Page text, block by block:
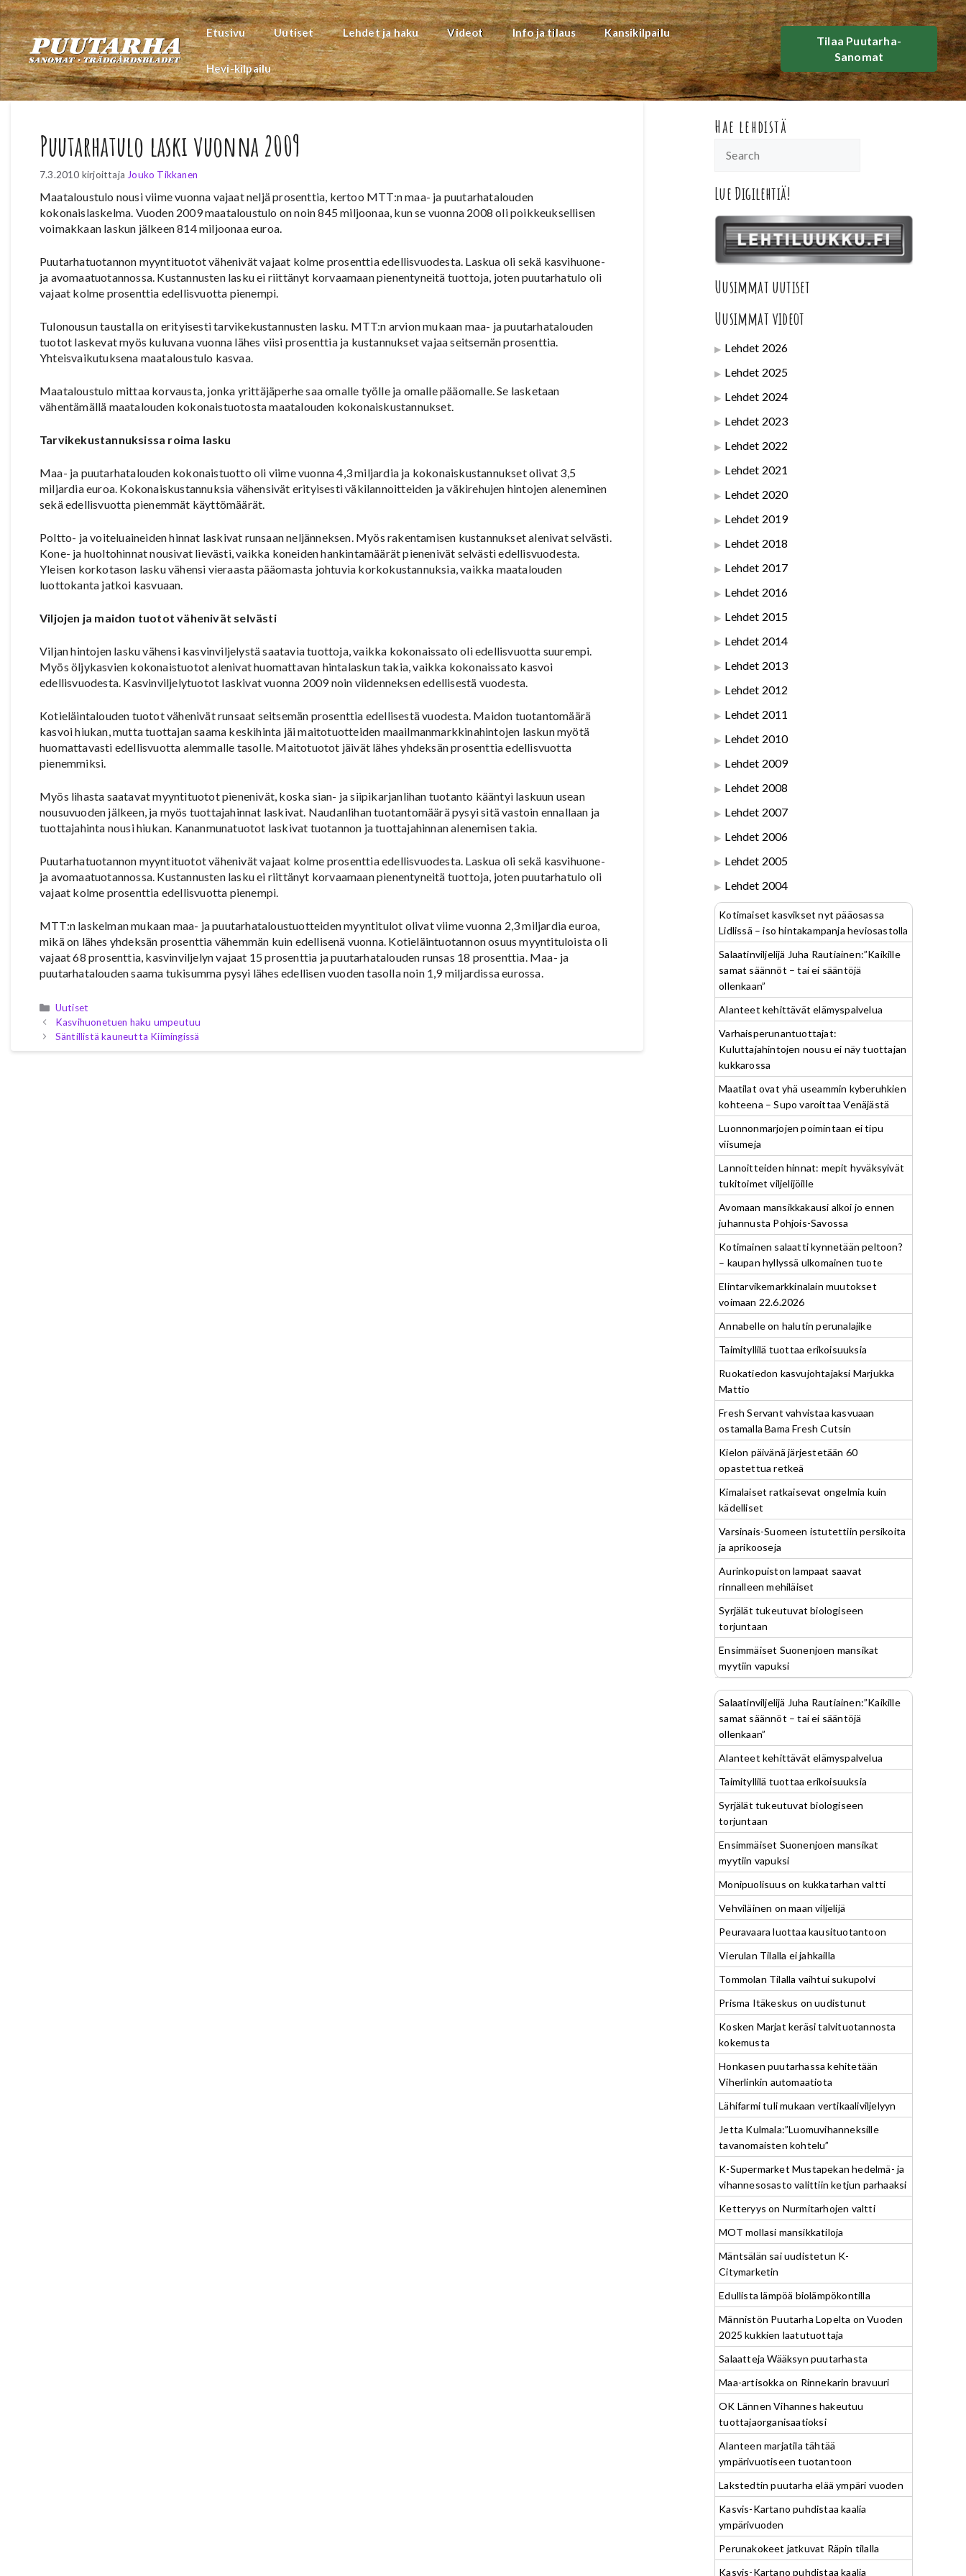
Siirry
sisältöön
Etusivu Uutiset Lehdet ja haku Videot Info ja tilaus Kansikilpailu
Hevi-kilpailu
Tilaa Puutarha-
Sanomat
Puutarhatulo laski vuonna 2009
7.3.2010 kirjoittaja Jouko Tikkanen
Maataloustulo nousi viime vuonna vajaat neljä prosenttia, kertoo MTT:n maa- ja puutarhatalouden
kokonaislaskelma. Vuoden 2009 maataloustulo on noin 845 miljoonaa, kun se vuonna 2008 oli poikkeuksellisen
voimakkaan laskun jälkeen 814 miljoonaa euroa.
Puutarhatuotannon myyntituotot vähenivät vajaat kolme prosenttia edellisvuodesta. Laskua oli sekä kasvihuone-
ja avomaatuotannossa. Kustannusten lasku ei riittänyt korvaamaan pienentyneitä tuottoja, joten puutarhatulo oli
vajaat kolme prosenttia edellisvuotta pienempi.
Tulonousun taustalla on erityisesti tarvikekustannusten lasku. MTT:n arvion mukaan maa- ja puutarhatalouden
tuotot laskevat myös kuluvana vuonna lähes viisi prosenttia ja kustannukset vajaa seitsemän prosenttia.
Yhteisvaikutuksena maataloustulo kasvaa.
Maataloustulo mittaa korvausta, jonka yrittäjäperhe saa omalle työlle ja omalle pääomalle. Se lasketaan
vähentämällä maatalouden kokonaistuotosta maatalouden kokonaiskustannukset.
Tarvikekustannuksissa roima lasku
Maa- ja puutarhatalouden kokonaistuotto oli viime vuonna 4,3 miljardia ja kokonaiskustannukset olivat 3,5
miljardia euroa. Kokonaiskustannuksia vähensivät erityisesti väkilannoitteiden ja väkirehujen hintojen aleneminen
sekä edellisvuotta pienemmät käyttömäärät.
Poltto- ja voiteluaineiden hinnat laskivat runsaan neljänneksen. Myös rakentamisen kustannukset alenivat selvästi.
Kone- ja huoltohinnat nousivat lievästi, vaikka koneiden hankintamäärät pienenivät selvästi edellisvuodesta.
Yleisen korkotason lasku vähensi vieraasta pääomasta johtuvia korkokustannuksia, vaikka maatalouden
luottokanta jatkoi kasvuaan.
Viljojen ja maidon tuotot vähenivät selvästi
Viljan hintojen lasku vähensi kasvinviljelystä saatavia tuottoja, vaikka kokonaissato oli edellisvuotta suurempi.
Myös öljykasvien kokonaistuotot alenivat huomattavan hintalaskun takia, vaikka kokonaissato kasvoi
edellisvuodesta. Kasvinviljelytuotot laskivat vuonna 2009 noin viidenneksen edellisestä vuodesta.
Kotieläintalouden tuotot vähenivät runsaat seitsemän prosenttia edellisestä vuodesta. Maidon tuotantomäärä
kasvoi hiukan, mutta tuottajan saama keskihinta jäi maitotuotteiden maailmanmarkkinahintojen laskun myötä
huomattavasti edellisvuotta alemmalle tasolle. Maitotuotot jäivät lähes yhdeksän prosenttia edellisvuotta
pienemmiksi.
Myös lihasta saatavat myyntituotot pienenivät, koska sian- ja siipikarjanlihan tuotanto kääntyi laskuun usean
nousuvuoden jälkeen, ja myös tuottajahinnat laskivat. Naudanlihan tuotantomäärä pysyi sitä vastoin ennallaan ja
tuottajahinta nousi hiukan. Kananmunatuotot laskivat tuotannon ja tuottajahinnan alenemisen takia.
Puutarhatuotannon myyntituotot vähenivät vajaat kolme prosenttia edellisvuodesta. Laskua oli sekä kasvihuone-
ja avomaatuotannossa. Kustannusten lasku ei riittänyt korvaamaan pienentyneitä tuottoja, joten puutarhatulo oli
vajaat kolme prosenttia edellisvuotta pienempi.
MTT:n laskelman mukaan maa- ja puutarhataloustuotteiden myyntitulot olivat viime vuonna 2,3 miljardia euroa,
mikä on lähes yhdeksän prosenttia vähemmän kuin edellisenä vuonna. Kotieläintuotannon osuus myyntituloista oli
vajaat 68 prosenttia, kasvinviljelyn vajaat 15 prosenttia ja puutarhatalouden runsas 18 prosenttia. Maa- ja
puutarhatalouden saama tukisumma pysyi lähes edellisen vuoden tasolla noin 1,9 miljardissa eurossa.
Kategoriat
Uutiset
Kasvihuonetuen haku umpeutuu
Säntillistä kauneutta Kiimingissä
Hae lehdistä
Lue Digilehtiä!
Uusimmat uutiset
Uusimmat videot
Lehdet 2026
Lehdet 2025
Lehdet 2024
Lehdet 2023
Lehdet 2022
Lehdet 2021
Lehdet 2020
Lehdet 2019
Lehdet 2018
Lehdet 2017
Lehdet 2016
Lehdet 2015
Lehdet 2014
Lehdet 2013
Lehdet 2012
Lehdet 2011
Lehdet 2010
Lehdet 2009
Lehdet 2008
Lehdet 2007
Lehdet 2006
Lehdet 2005
Lehdet 2004
Kotimaiset kasvikset nyt pääosassa
Lidlissä – iso hintakampanja heviosastolla
Salaatinviljelijä Juha Rautiainen:”Kaikille
samat säännöt – tai ei sääntöjä
ollenkaan”
Alanteet kehittävät elämyspalvelua
Varhaisperunantuottajat:
Kuluttajahintojen nousu ei näy tuottajan
kukkarossa
Maatilat ovat yhä useammin kyberuhkien
kohteena – Supo varoittaa Venäjästä
Luonnonmarjojen poimintaan ei tipu
viisumeja
Lannoitteiden hinnat: mepit hyväksyivät
tukitoimet viljelijöille
Avomaan mansikkakausi alkoi jo ennen
juhannusta Pohjois-Savossa
Kotimainen salaatti kynnetään peltoon?
– kaupan hyllyssä ulkomainen tuote
Elintarvikemarkkinalain muutokset
voimaan 22.6.2026
Annabelle on halutin perunalajike
Taimityllilä tuottaa erikoisuuksia
Ruokatiedon kasvujohtajaksi Marjukka
Mattio
Fresh Servant vahvistaa kasvuaan
ostamalla Bama Fresh Cutsin
Kielon päivänä järjestetään 60
opastettua retkeä
Kimalaiset ratkaisevat ongelmia kuin
kädelliset
Varsinais-Suomeen istutettiin persikoita
ja aprikooseja
Aurinkopuiston lampaat saavat
rinnalleen mehiläiset
Syrjälät tukeutuvat biologiseen
torjuntaan
Ensimmäiset Suonenjoen mansikat
myytiin vapuksi
Salaatinviljelijä Juha Rautiainen:”Kaikille
samat säännöt – tai ei sääntöjä
ollenkaan”
Alanteet kehittävät elämyspalvelua
Taimityllilä tuottaa erikoisuuksia
Syrjälät tukeutuvat biologiseen
torjuntaan
Ensimmäiset Suonenjoen mansikat
myytiin vapuksi
Monipuolisuus on kukkatarhan valtti
Vehviläinen on maan viljelijä
Peuravaara luottaa kausituotantoon
Vierulan Tilalla ei jahkailla
Tommolan Tilalla vaihtui sukupolvi
Prisma Itäkeskus on uudistunut
Kosken Marjat keräsi talvituotannosta
kokemusta
Honkasen puutarhassa kehitetään
Viherlinkin automaatiota
Lähifarmi tuli mukaan vertikaaliviljelyyn
Jetta Kulmala:”Luomuvihanneksille
tavanomaisten kohtelu”
K-Supermarket Mustapekan hedelmä- ja
vihannesosasto valittiin ketjun parhaaksi
Ketteryys on Nurmitarhojen valtti
MOT mollasi mansikkatiloja
Mäntsälän sai uudistetun K-
Citymarketin
Edullista lämpöä biolämpökontilla
Männistön Puutarha Lopelta on Vuoden
2025 kukkien laatutuottaja
Salaatteja Wääksyn puutarhasta
Maa-artisokka on Rinnekarin bravuuri
OK Lännen Vihannes hakeutuu
tuottajaorganisaatioksi
Alanteen marjatila tähtää
ympärivuotiseen tuotantoon
Lakstedtin puutarha elää ympäri vuoden
Kasvis-Kartano puhdistaa kaalia
ympärivuoden
Perunakokeet jatkuvat Räpin tilalla
Kasvis-Kartano puhdistaa kaalia